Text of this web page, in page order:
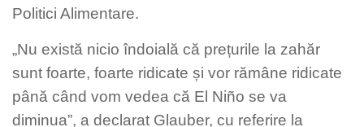
Politici Alimentare.
„Nu există nicio îndoială că prețurile la zahăr
sunt foarte, foarte ridicate și vor rămâne ridicate
până când vom vedea că El Niño se va
diminua”, a declarat Glauber, cu referire la